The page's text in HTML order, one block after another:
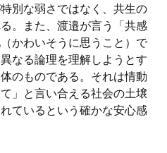
別な弱さではなく、共生の
。また、渡邉が言う「共感
かわいそうに思うこと）で
なる論理を理解しようとす
のものである。それは情動
」と言い合える社会の土壌
ているという確かな安心感